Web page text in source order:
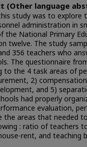
(Other language
study was to explore
administration in
the National Primary
twelve. The study
356 teachers who
The questionnaire
to the 4 task areas of
2)
and 5)
had properly
evaluation,
the areas that needed
: ratio of teachers
rent, and teaching